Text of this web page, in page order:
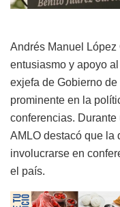
Andrés Manuel López
entusiasmo y apoyo
exjefa de Gobierno
prominente en la
conferencias.
AMLO destacó que la
involucrarse en
el país.